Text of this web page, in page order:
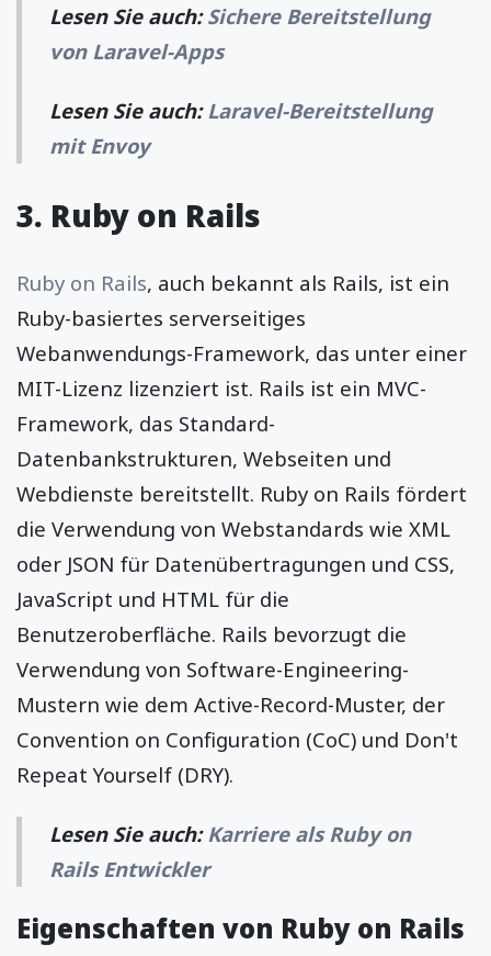
Lesen Sie auch:Sichere Bereitstellung
von Laravel-Apps
Lesen Sie auch: Laravel-Bereitstellung
mit Envoy
3. Ruby on Rails
Ruby on Rails, auch bekannt als Rails, ist ein
Ruby-basiertes serverseitiges
Webanwendungs-Framework, das unter einer
MIT-Lizenz lizenziert ist. Rails ist ein MVC-
Framework, das Standard-
Datenbankstrukturen, Webseiten und
Webdienste bereitstellt. Ruby on Rails fördert
die Verwendung von Webstandards wie XML
oder JSON für Datenübertragungen und CSS,
JavaScript und HTML für die
Benutzeroberfläche. Rails bevorzugt die
Verwendung von Software-Engineering-
Mustern wie dem Active-Record-Muster, der
Convention on Configuration (CoC) und Don't
Repeat Yourself (DRY).
Lesen Sie auch: Karriere als Ruby on
Rails Entwickler
Eigenschaften von Ruby on Rails